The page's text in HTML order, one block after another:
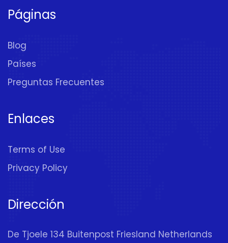
Páginas
Blog
Países
Preguntas Frecuentes
Enlaces
Terms of Use
Privacy Policy
Dirección
De Tjoele 134 Buitenpost Friesland Netherlands